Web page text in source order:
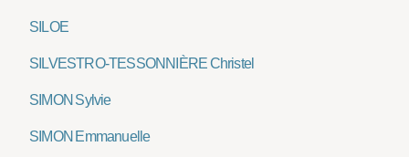
SILOE
SILVESTRO-TESSONNIÈRE Christel
SIMON Sylvie
SIMON Emmanuelle